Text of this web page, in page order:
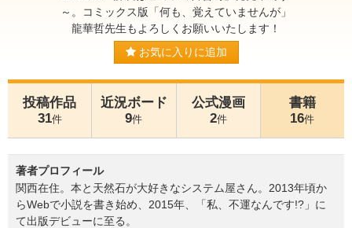
～。コミックス版「何も、覚えていませんが」
龍華哲先生もよろしくお願いいたします！
お気に入りに追加
投稿作品
31件
近況ボード
9件
公式漫画
2件
書籍
16件
著者プロフィール
関西在住。本と天然石が大好きなシステム屋さん。2013年頃か
らWebで小説を書き始め、2015年、「私、不運なんです!?」に
て出版デビューに至る。